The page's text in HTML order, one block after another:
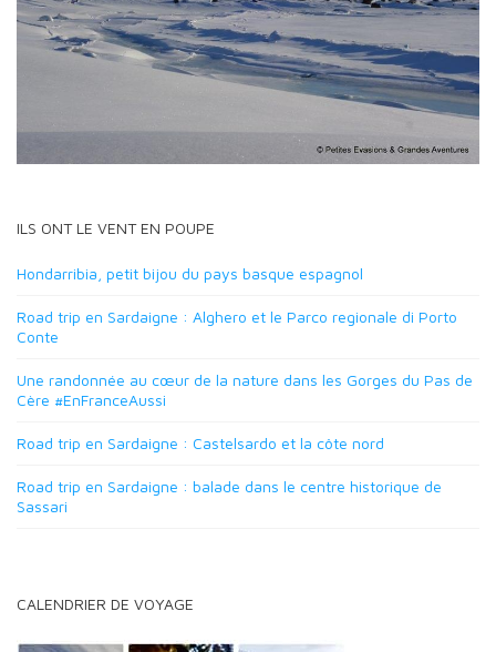
ILS ONT LE VENT EN POUPE
Hondarribia, petit bijou du pays basque espagnol
Road trip en Sardaigne : Alghero et le Parco regionale di Porto
Conte
Une randonnée au cœur de la nature dans les Gorges du Pas de
Cère #EnFranceAussi
Road trip en Sardaigne : Castelsardo et la côte nord
Road trip en Sardaigne : balade dans le centre historique de
Sassari
CALENDRIER DE VOYAGE